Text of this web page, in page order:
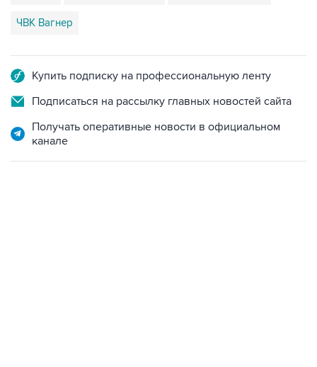
Подписаться на рассылку главных новостей сайта
Получать оперативные новости в официальном